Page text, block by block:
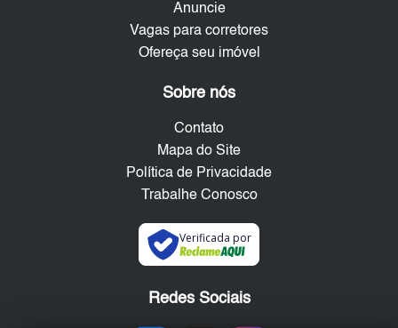
Anuncie
Vagas para corretores
Ofereça seu imóvel
Sobre nós
Contato
Mapa do Site
Política de Privacidade
Trabalhe Conosco
Verificada por
Redes Sociais